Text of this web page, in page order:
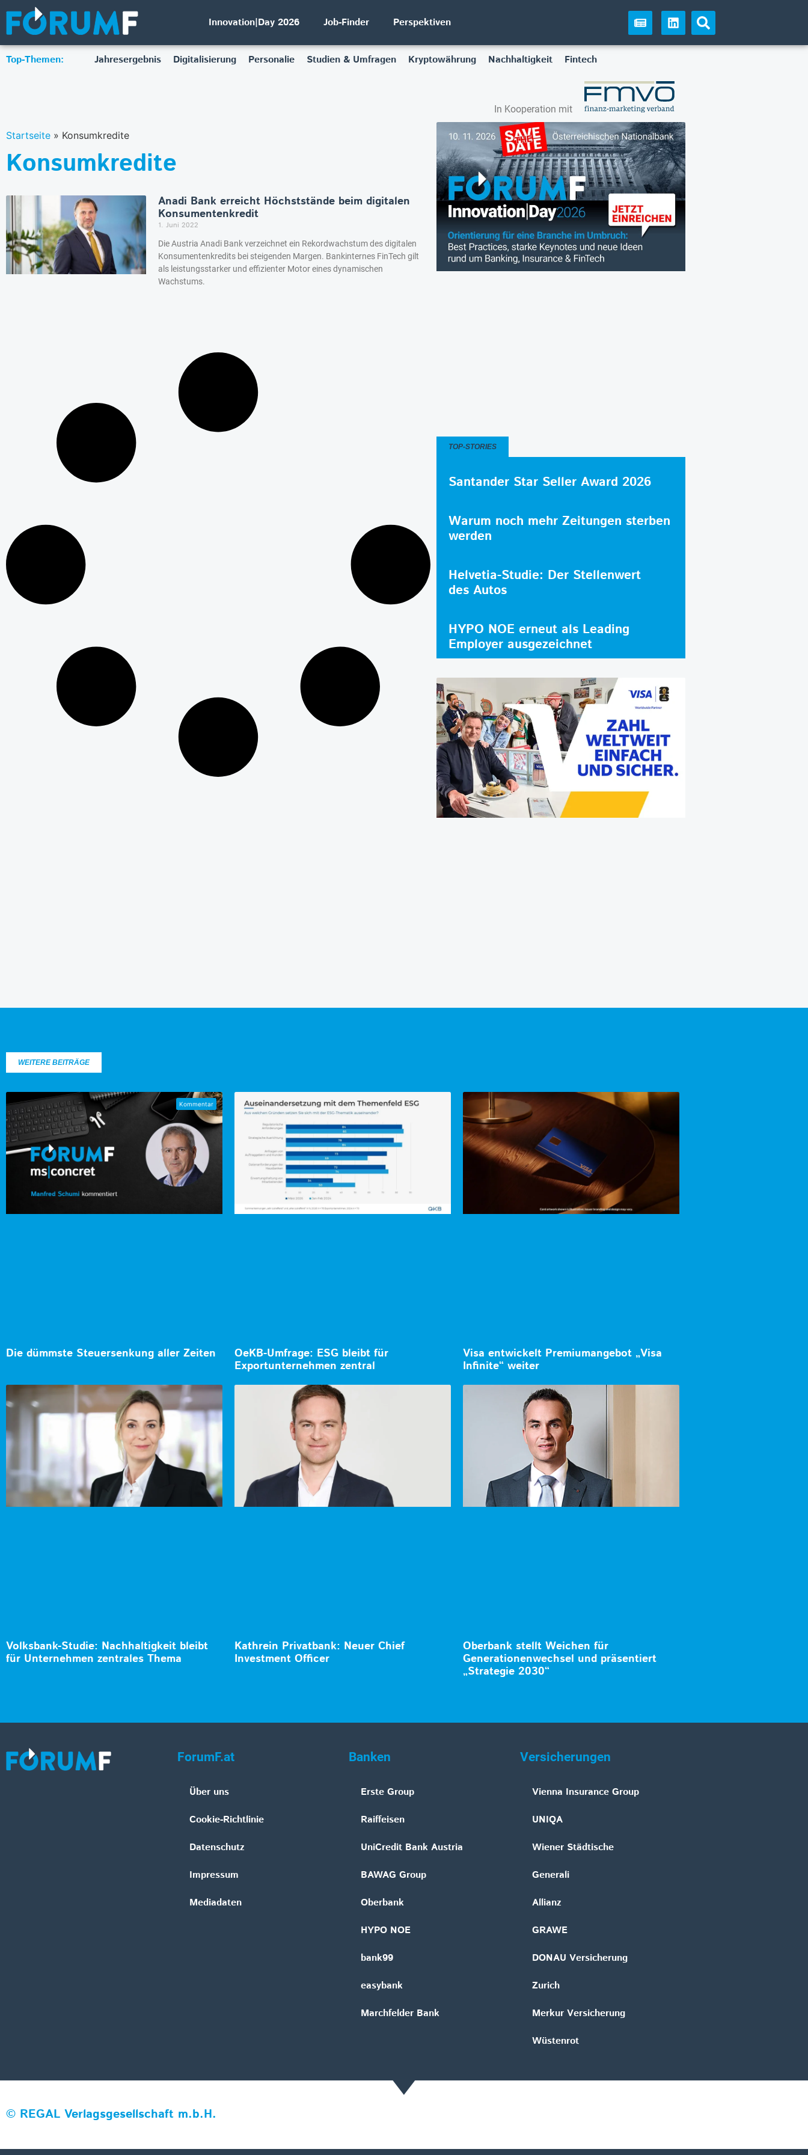
Innovation|Day 2026 Job-Finder Perspektiven
Top-Themen: Jahresergebnis Digitalisierung Personalie Studien & Umfragen Kryptowährung Nachhaltigkeit Fintech
In Kooperation mit
Startseite » Konsumkredite
Konsumkredite
Anadi Bank erreicht Höchststände beim digitalen
Konsumentenkredit
1. Juni 2022
Die Austria Anadi Bank verzeichnet ein Rekordwachstum des digitalen
Konsumentenkredits bei steigenden Margen. Bankinternes FinTech gilt
als leistungsstarker und effizienter Motor eines dynamischen
Wachstums.
TOP-STORIES
Santander Star Seller Award 2026
Warum noch mehr Zeitungen sterben
werden
Helvetia-Studie: Der Stellenwert
des Autos
HYPO NOE erneut als Leading
Employer ausgezeichnet
WEITERE BEITRÄGE
Die dümmste Steuersenkung aller Zeiten
OeKB-Umfrage: ESG bleibt für
Exportunternehmen zentral
Visa entwickelt Premiumangebot „Visa
Infinite“ weiter
Volksbank-Studie: Nachhaltigkeit bleibt
für Unternehmen zentrales Thema
Kathrein Privatbank: Neuer Chief
Investment Officer
Oberbank stellt Weichen für
Generationenwechsel und präsentiert
„Strategie 2030“
ForumF.at
Über uns
Cookie-Richtlinie
Datenschutz
Impressum
Mediadaten
Banken
Erste Group
Raiffeisen
UniCredit Bank Austria
BAWAG Group
Oberbank
HYPO NOE
bank99
easybank
Marchfelder Bank
Versicherungen
Vienna Insurance Group
UNIQA
Wiener Städtische
Generali
Allianz
GRAWE
DONAU Versicherung
Zurich
Merkur Versicherung
Wüstenrot
© REGAL Verlagsgesellschaft m.b.H.